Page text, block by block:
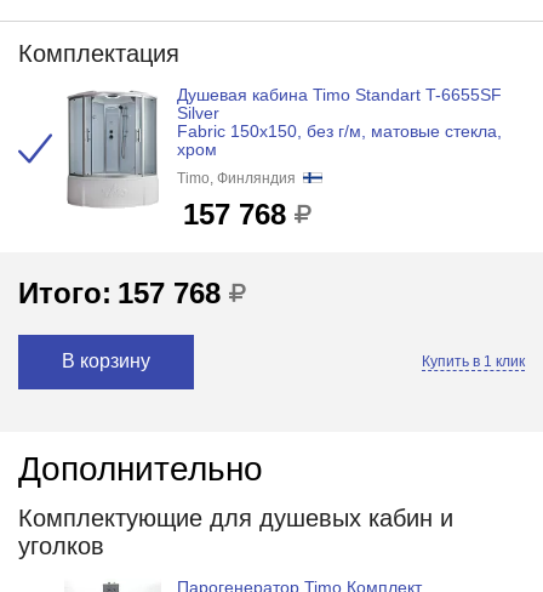
Комплектация
Душевая кабина Timo Standart T-6655SF
Silver
Fabric 150x150, без г/м, матовые стекла,
хром
Timo, Финляндия
157 768
Итого: 157 768
В корзину Купить в 1 клик
Дополнительно
Комплектующие для душевых кабин и
уголков
Парогенератор Timo Комплект